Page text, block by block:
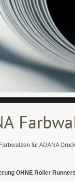
für ADANA
OHNE Roller